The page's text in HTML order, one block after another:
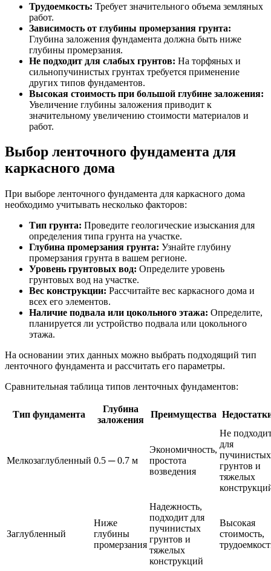
Трудоемкость: Требует значительного объема земляных
работ.
Зависимость от глубины промерзания грунта:
Глубина заложения фундамента должна быть ниже
глубины промерзания.
Не подходит для слабых грунтов: На торфяных и
сильнопучинистых грунтах требуется применение
других типов фундаментов.
Высокая стоимость при большой глубине заложения:
Увеличение глубины заложения приводит к
значительному увеличению стоимости материалов и
работ.
Выбор ленточного фундамента для
каркасного дома
При выборе ленточного фундамента для каркасного дома
необходимо учитывать несколько факторов:
Тип грунта: Проведите геологические изыскания для
определения типа грунта на участке.
Глубина промерзания грунта: Узнайте глубину
промерзания грунта в вашем регионе.
Уровень грунтовых вод: Определите уровень
грунтовых вод на участке.
Вес конструкции: Рассчитайте вес каркасного дома и
всех его элементов.
Наличие подвала или цокольного этажа: Определите,
планируется ли устройство подвала или цокольного
этажа.
На основании этих данных можно выбрать подходящий тип
ленточного фундамента и рассчитать его параметры.
Сравнительная таблица типов ленточных фундаментов:
Тип фундамента
Глубина
заложения
Преимущества
Мелкозаглубленный 0.5 ─ 0.7 м
Экономичность,
простота
возведения
Не
для
пучинистых
грунтов и
тяжелых
Заглубленный
Ниже
глубины
промерзания
Надежность,
подходит для
пучинистых
грунтов и
тяжелых
конструкций
Высокая
стоимость,